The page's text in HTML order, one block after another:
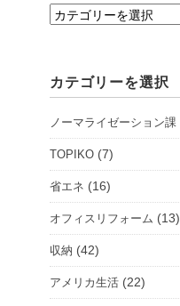
支
ョ
ル
ー
を
選
択
カテゴリーを選択
ノーマライゼーション課
TOPIKO (7)
省エネ (16)
オフィスリフォーム (13)
収納 (42)
アメリカ生活 (22)